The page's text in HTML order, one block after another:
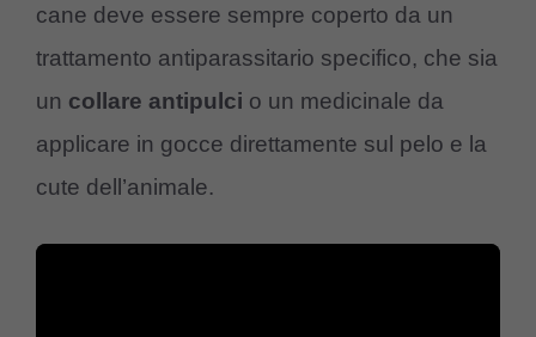
cane deve essere sempre coperto da un
trattamento antiparassitario specifico, che sia
un collare antipulci o un medicinale da
applicare in gocce direttamente sul pelo e la
cute dell’animale.